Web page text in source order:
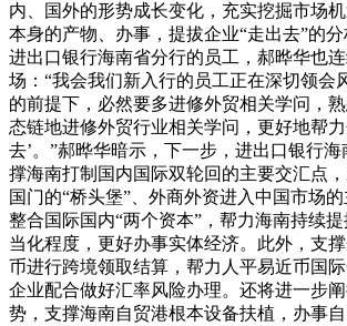
内、国外的形势成长变化，充实挖掘市场
本身的产物、办事，提拔企业“走出去”的
进出口银行海南省分行的员工，郝晔华也
场：“我会我们新入行的员工正在深切领会
的前提下，必然要多进修外贸相关学问，
态链地进修外贸行业相关学问，更好地帮力
去’。”郝晔华暗示，下一步，进出口银行
撑海南打制国内国际双轮回的主要交汇点
国门的“桥头堡”、外商外资进入中国市场的
整合国际国内“两个资本”，帮力海南持续
当化程度，更好办事实体经济。此外，支
币进行跨境领取结算，帮力人平易近币国
企业配合做好汇率风险办理。还将进一步
势，支撑海南自贸港根本设备扶植，办事